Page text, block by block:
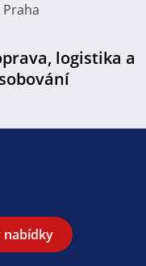
Praha
logistika a
nabídky